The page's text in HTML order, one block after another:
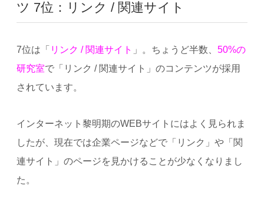
ツ 7位：リンク / 関連サイト
7位は「 リンク / 関連サイト 」。ちょうど半数、 50%の
研究室で「リンク / 関連サイト」のコンテンツが採用
されています。
インターネット黎明期のWEBサイトにはよく見られま
したが、現在では企業ページなどで「リンク」や「関
連サイト」のページを見かけることが少なくなりまし
た。